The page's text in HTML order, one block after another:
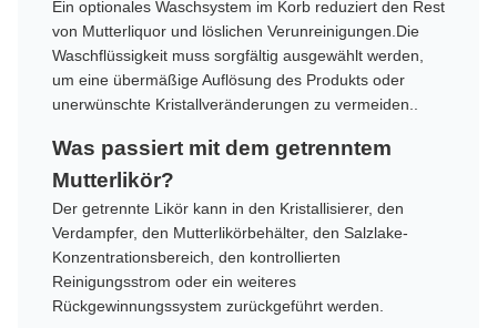
Ein optionales Waschsystem im Korb reduziert den Rest
von Mutterliquor und löslichen Verunreinigungen.Die
Waschflüssigkeit muss sorgfältig ausgewählt werden,
um eine übermäßige Auflösung des Produkts oder
unerwünschte Kristallveränderungen zu vermeiden..
Was passiert mit dem getrenntem
Mutterlikör?
Der getrennte Likör kann in den Kristallisierer, den
Verdampfer, den Mutterlikörbehälter, den Salzlake-
Konzentrationsbereich, den kontrollierten
Reinigungsstrom oder ein weiteres
Rückgewinnungssystem zurückgeführt werden.